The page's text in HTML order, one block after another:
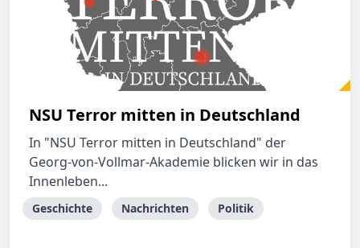
NSU Terror mitten in Deutschland
In "NSU Terror mitten in Deutschland" der
Georg-von-Vollmar-Akademie blicken wir in das
Innenleben...
Geschichte Nachrichten Politik